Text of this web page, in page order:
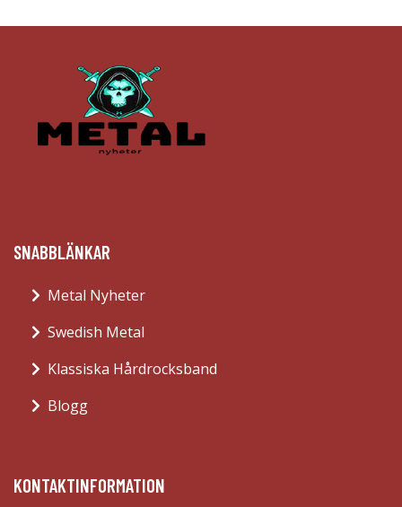
SNABBLÄNKAR
Metal Nyheter
Swedish Metal
Klassiska Hårdrocksband
Blogg
KONTAKTINFORMATION